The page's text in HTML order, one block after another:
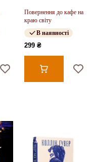
Повернення до кафе на
краю світу
В наявності
299 ₴